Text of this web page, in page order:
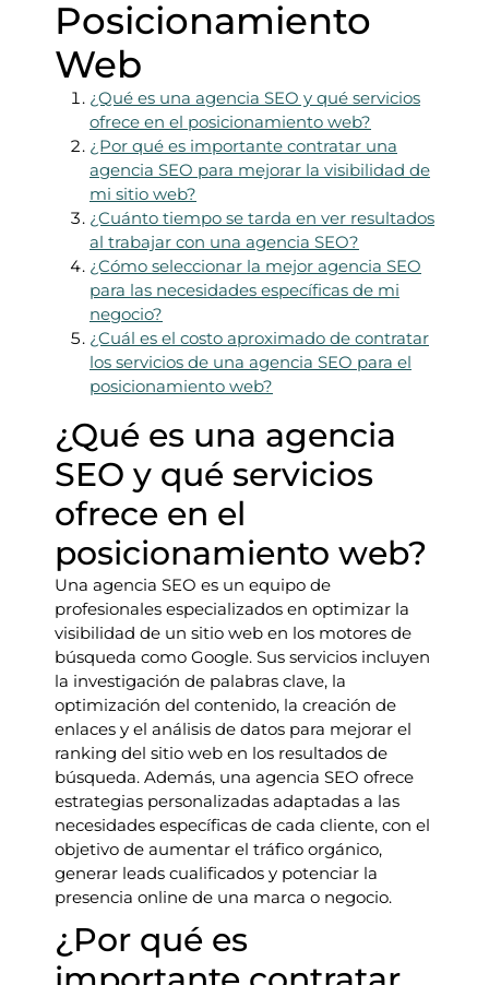
Posicionamiento
Web
¿Qué es una agencia SEO y qué servicios
ofrece en el posicionamiento web?
¿Por qué es importante contratar una
agencia SEO para mejorar la visibilidad de
mi sitio web?
¿Cuánto tiempo se tarda en ver resultados
al trabajar con una agencia SEO?
¿Cómo seleccionar la mejor agencia SEO
para las necesidades específicas de mi
negocio?
¿Cuál es el costo aproximado de contratar
los servicios de una agencia SEO para el
posicionamiento web?
¿Qué es una agencia
SEO y qué servicios
ofrece en el
posicionamiento web?
Una agencia SEO es un equipo de
profesionales especializados en optimizar la
visibilidad de un sitio web en los motores de
búsqueda como Google. Sus servicios incluyen
la investigación de palabras clave, la
optimización del contenido, la creación de
enlaces y el análisis de datos para mejorar el
ranking del sitio web en los resultados de
búsqueda. Además, una agencia SEO ofrece
estrategias personalizadas adaptadas a las
necesidades específicas de cada cliente, con el
objetivo de aumentar el tráfico orgánico,
generar leads cualificados y potenciar la
presencia online de una marca o negocio.
¿Por qué es